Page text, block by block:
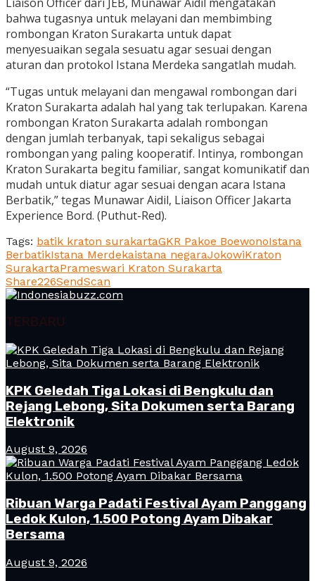
bahwa tugasnya untuk melayani dan membimbing
rombongan Kraton Surakarta untuk dapat
menyesuaikan segala sesuatu agar sesuai dengan
aturan dan protokol Istana Merdeka sangatlah mudah.
“Tugas untuk melayani dan mengawal rombongan dari
Kraton Surakarta adalah hal yang tak terlupakan. Karena
rombongan Kraton Surakarta adalah rombongan
dengan jumlah terbanyak, tapi sekaligus sebagai
rombongan yang paling kooperatif. Intinya, rombongan
Kraton Surakarta begitu familiar, sangat komunikatif dan
mudah untuk diatur agar sesuai dengan acara Istana
Berbatik,” tegas Munawar Aidil, Liaison Officer Jakarta
Experience Bord. (Puthut-Red).
Tags: batik kraton surakartaGKR Pakoe BoewonoIstana
BerbatikIstana Merdekaistana negaraJokowiKraton
SurakartaPrameswari Kraton Surakarta
Share226SendScan
TERBARU
KPK Geledah Tiga Lokasi di Bengkulu dan
Rejang Lebong, Sita Dokumen serta Barang
Elektronik
August 9, 2026
Ribuan Warga Padati Festival Ayam Panggang
Ledok Kulon, 1.500 Potong Ayam Dibakar
Bersama
August 9, 2026